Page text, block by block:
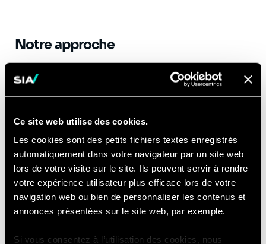
Ce site web utilise des cookies.
Les cookies sont des petits fichiers textes enregistrés
automatiquement dans votre navigateur par un site web
lors de votre visite sur le site. Ils peuvent servir à rendre
votre expérience utilisateur plus efficace lors de votre
navigation web ou bien de personnaliser les contenus et
annonces présentées sur le site web, par exemple.
Si vous consentez à l’utilisation des cookies, nous
Notre approche
Nous avons adopté une approche axée sur les
besoins des utilisateurs. Elle couvre
la réglementation nécessaires à la mise en
place des open-data et des méthodologies
de déploiement agiles. Notre approche
comprenait non seulement les services
techniques mais aussi les aspects plus
humains comme les formations, la création
d'idées, les opportunités et la démonstration